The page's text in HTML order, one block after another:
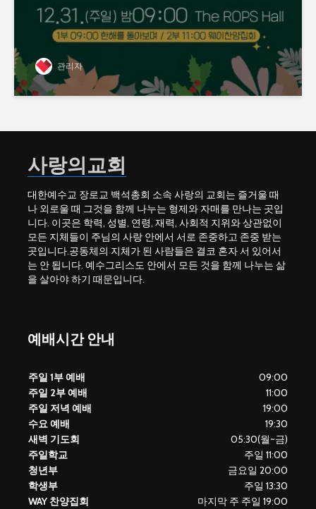
관리자
사랑의교회
대한예수교 장로교 백석총회 소속 사랑의 교회는 즐거울 때
나 외로울 때 그것을 함께 나누는 형제와 자매를 만나는 곳입
니다. 이곳은 학력, 성별, 연령, 재력, 사회적 지위와 상관없이
모든 지체들이 주님의 사랑 안에서 서로 존중하고 존중 받는
곳입니다.공동체의 지체가 된 사람들은 결코 혼자 서 있어서
는 안 됩니다. 예수그리스도 안에서 모든 것을 함께 나누는 삶
을 살아야 하기 때문입니다.
예배시간 안내
주일 1부 예배
09:00
주일 2부 예배
11:00
주일 저녁 예배
19:00
수요 예배
19:30
새벽 기도회
05:30(월~금)
주일학교
주일 11:00
청년부
금요일 20:00
학생부
주일 13:30
WAY 찬양집회
마지막 주 주일 19:00